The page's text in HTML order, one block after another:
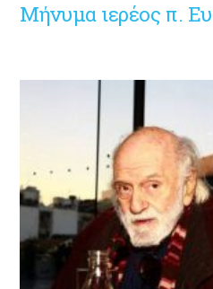
Μήνυμα ιερέος π.